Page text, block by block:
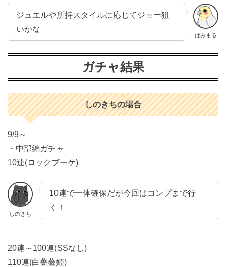
はみまる
ジュエルや所持スタイルに応じてジョー狙
いかな
ガチャ結果
しのきちの場合
9/9～
・中部編ガチャ
10連(ロックブーケ)
しのきち
10連で一体確保だが今回はコンプまで行
く！
20連～100連(SSなし)
110連(白薔薇姫)